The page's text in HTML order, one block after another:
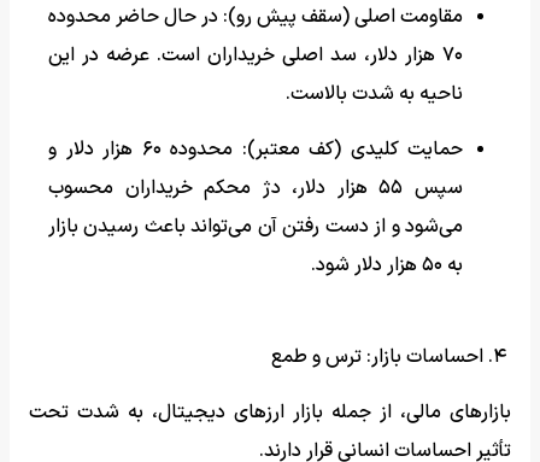
مقاومت اصلی (سقف پیش رو): در حال حاضر محدوده
۷۰ هزار دلار، سد اصلی خریداران است. عرضه در این
ناحیه به شدت بالاست.
حمایت کلیدی (کف معتبر): محدوده ۶۰ هزار دلار و
سپس ۵۵ هزار دلار، دژ محکم خریداران محسوب
می‌شود و از دست رفتن آن می‌تواند باعث رسیدن بازار
به ۵۰ هزار دلار شود.
بازارهای مالی، از جمله بازار ارزهای دیجیتال، به شدت تحت
تأثیر احساسات انسانی قرار دارند.